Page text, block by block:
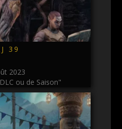
39
2023
ou de Saison"